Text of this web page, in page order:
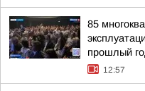
85
прошлый
12:57